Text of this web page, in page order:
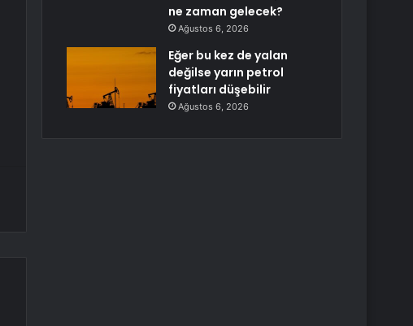
ne zaman gelecek?
Ağustos 6, 2026
Eğer bu kez de yalan
değilse yarın petrol
fiyatları düşebilir
Ağustos 6, 2026